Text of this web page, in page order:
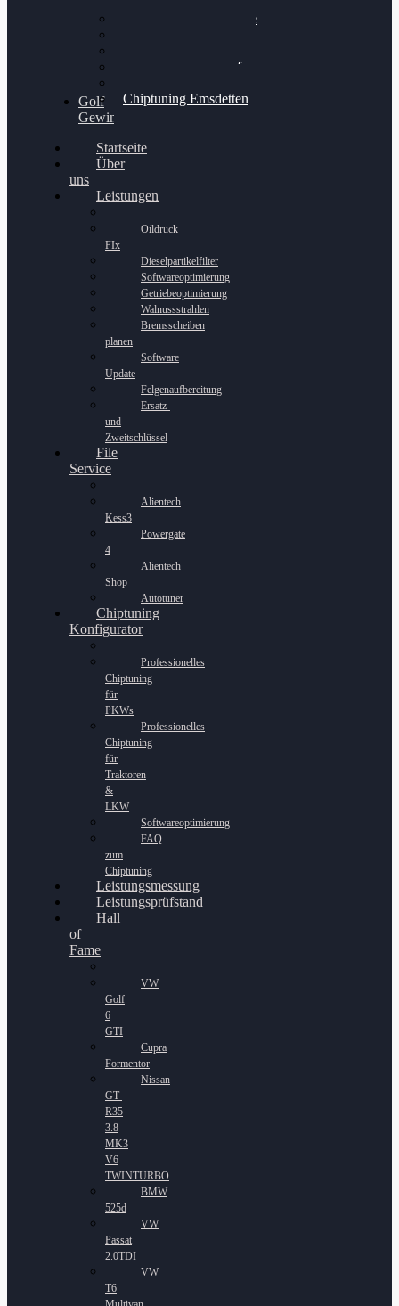
Bilgenroth Performance
Chiptuning Schüttorf
Chiptuning Emsdetten
Golf
Gewinnspiel
Startseite
Über
uns
Leistungen
Oildruck
FIx
Dieselpartikelfilter
Softwareoptimierung
Getriebeoptimierung
Walnussstrahlen
Bremsscheiben
planen
Software
Update
Felgenaufbereitung
Ersatz-
und
Zweitschlüssel
File
Service
Alientech
Kess3
Powergate
4
Alientech
Shop
Autotuner
Chiptuning
Konfigurator
Professionelles
Chiptuning
für
PKWs
Professionelles
Chiptuning
für
Traktoren
&
LKW
Softwareoptimierung
FAQ
zum
Chiptuning
Leistungsmessung
Leistungsprüfstand
Hall
of
Fame
VW
Golf
6
GTI
Cupra
Formentor
Nissan
GT-
R35
3.8
MK3
V6
TWINTURBO
BMW
525d
VW
Passat
2.0TDI
VW
T6